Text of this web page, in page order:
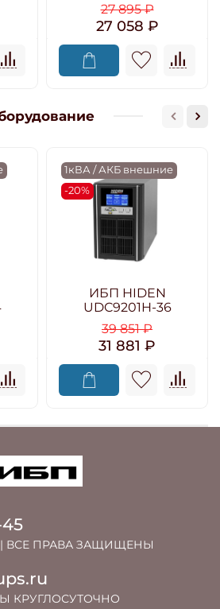
27 895 ₽
27 058 ₽
1кВА / АКБ внешние
-20%
ИБП HIDEN
UDC9201H-36
39 851 ₽
31 881 ₽
| ВСЕ ПРАВА ЗАЩИЩЕНЫ
КРУГЛОСУТОЧНО